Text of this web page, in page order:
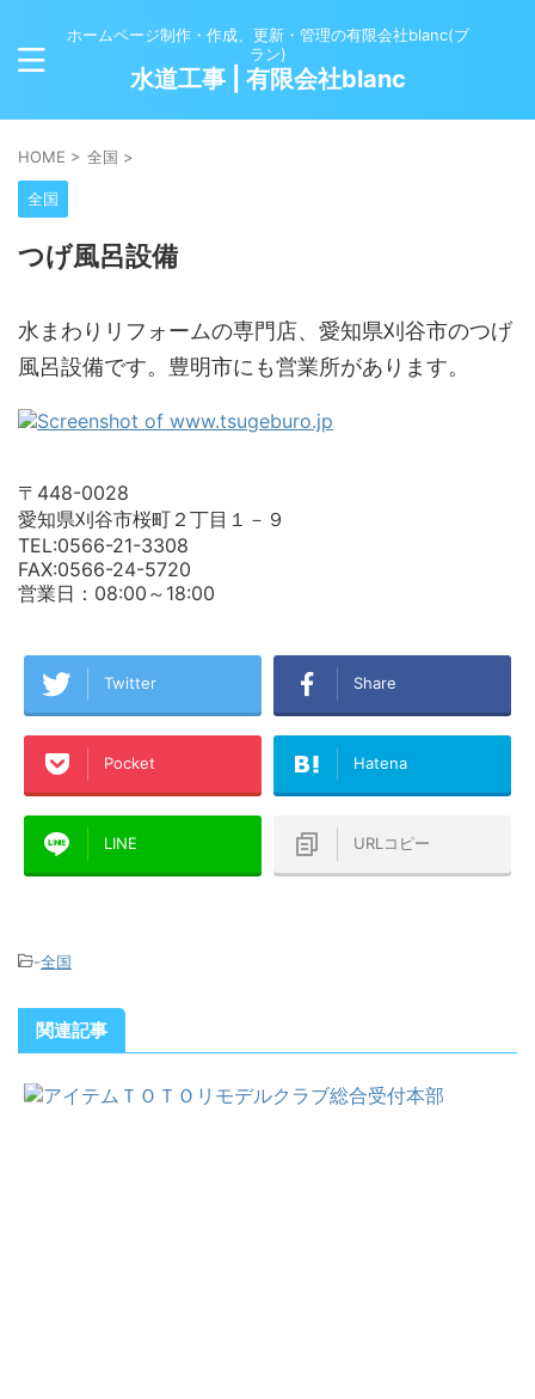
ホームページ制作・作成、更新・管理の有限会社blanc(ブ
ラン)
水道工事 | 有限会社blanc
HOME > 全国 >
全国
つげ風呂設備
水まわりリフォームの専門店、愛知県刈谷市のつげ
風呂設備です。豊明市にも営業所があります。
〒448-0028
愛知県刈谷市桜町２丁目１－９
TEL:0566-21-3308
FAX:0566-24-5720
営業日：08:00～18:00
Twitter Share
Pocket Hatena
LINE URLコピー
-全国
関連記事